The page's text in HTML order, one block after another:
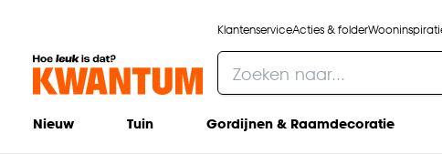
KlantenserviceActies & folder
Nieuw Tuin Gordijnen & Raamdecoratie